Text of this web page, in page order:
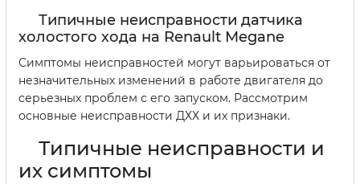
Типичные неисправности датчика
холостого хода на Renault Megane
Симптомы неисправностей могут варьироваться от
незначительных изменений в работе двигателя до
серьезных проблем с его запуском. Рассмотрим
основные неисправности ДХХ и их признаки.
Типичные неисправности и
их симптомы